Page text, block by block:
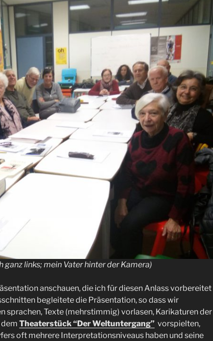
links; mein Vater hinter der Kamera)
anschauen, die ich für diesen Anlass vorbereitet
begleitete die Präsentation, so dass wir
sprachen, Texte (mehrstimmig) vorlasen, Karikaturen der
Theaterstück “Der Weltuntergang” vorspielten,
oft mehrere Interpretationsniveaus haben und seine